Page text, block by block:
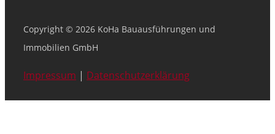
Copyright © 2026 KoHa Bauausführungen und
Immobilien GmbH
Impressum | Datenschutzerklärung